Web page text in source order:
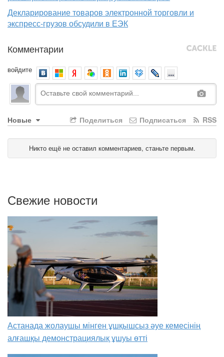
Декларирование товаров электронной торговли и
экспресс-грузов обсудили в ЕЭК
Комментарии
войдите
Новые RSS
Подписаться
Поделиться
Никто ещё не оставил комментариев, станьте первым.
Свежие новости
Астанада жолаушы мінген ұшқышсыз әуе кемесінің
алғашқы демонстрациялық ұшуы өтті